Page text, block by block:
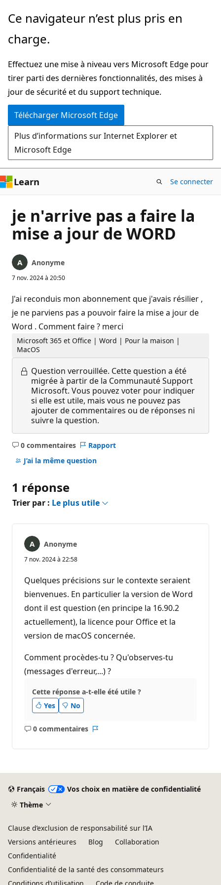
Passer
directement
au
principal
Ce navigateur n’est plus pris en
charge.
Effectuez une mise à niveau vers Microsoft Edge pour
tirer parti des dernières fonctionnalités, des mises à
jour de sécurité et du support technique.
Télécharger Microsoft Edge
Plus d’informations sur Internet Explorer et
Microsoft Edge
Learn Se connecter
je n'arrive pas a faire la
mise a jour de WORD
Anonyme
7 nov. 2024 à 20:50
J'ai reconduis mon abonnement que j'avais résilier ,
je ne parviens pas a pouvoir faire la mise a jour de
Word . Comment faire ? merci
Microsoft 365 et Office | Word | Pour la maison |
MacOS
Question verrouillée. Cette question a été
migrée à partir de la Communauté Support
Microsoft. Vous pouvez voter pour indiquer
si elle est utile, mais vous ne pouvez pas
ajouter de commentaires ou de réponses ni
suivre la question.
0 commentaires
Aucun
commentaire
Rapport
J’ai la même question
1 réponse
Trier par : Le plus utile
Anonyme
7 nov. 2024 à 22:58
Quelques précisions sur le contexte seraient
bienvenues. En particulier la version de Word
dont il est question (en principe la 16.90.2
actuellement), la licence pour Office et la
version de macOS concernée.
Comment procèdes-tu ? Qu'observes-tu
(messages d'erreur,...) ?
Cette réponse a-t-elle été utile ?
Yes
No
0 commentaires
Aucun
Français
Vos choix en matière de confidentialité
Thème
Clause d’exclusion de responsabilité sur l’IA
Versions antérieures
Blog
Collaboration
Confidentialité
Confidentialité de la santé des consommateurs